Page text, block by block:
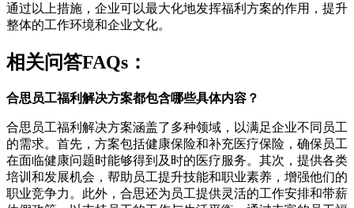
通过以上措施，企业可以最大化地发挥福利方案的作用，提升
整体的工作环境和企业文化。
相关问答FAQs：
合思员工福利解决方案都包含哪些具体内容？
合思员工福利解决方案涵盖了多种领域，以满足企业不同员工
的需求。首先，方案包括健康保险和补充医疗保险，确保员工
在面临健康问题时能够得到及时的医疗服务。其次，提供各类
培训和发展机会，帮助员工提升技能和职业素养，增强他们的
职业竞争力。此外，合思还为员工提供灵活的工作安排和带薪